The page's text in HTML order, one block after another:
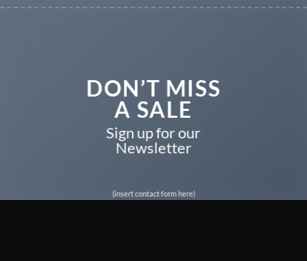
DON’T MISS
A SALE
Sign up for our
Newsletter
(insert contact form here)